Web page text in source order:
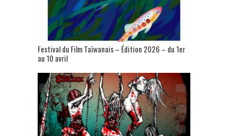
Festival du Film Taïwanais – Édition 2026 – du 1er
au 10 avril